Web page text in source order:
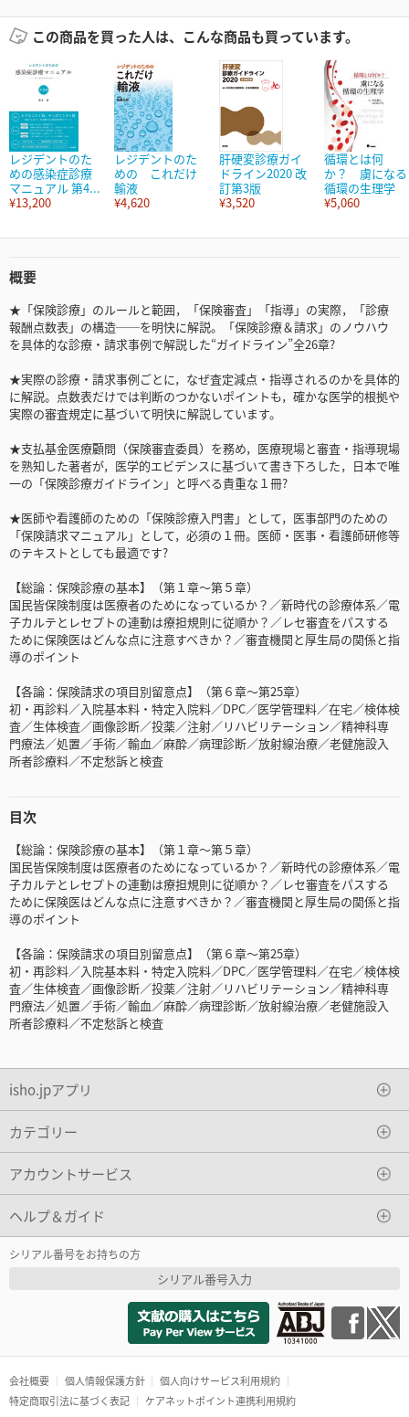
この商品を買った人は、こんな商品も買っています。
レジデントのた
めの感染症診療
マニュアル 第4...
¥13,200
レジデントのた
めの これだけ
輸液
¥4,620
肝硬変診療ガイ
ドライン2020 改
訂第3版
¥3,520
循環とは何
か？ 虜になる
循環の生理学
¥5,060
概要
★「保険診療」のルールと範囲，「保険審査」「指導」の実際，「診療
報酬点数表」の構造──を明快に解説。「保険診療＆請求」のノウハウ
を具体的な診療・請求事例で解説した“ガイドライン”全26章?
★実際の診療・請求事例ごとに，なぜ査定減点・指導されるのかを具体的
に解説。点数表だけでは判断のつかないポイントも，確かな医学的根拠や
実際の審査規定に基づいて明快に解説しています。
★支払基金医療顧問（保険審査委員）を務め，医療現場と審査・指導現場
を熟知した著者が，医学的エビデンスに基づいて書き下ろした，日本で唯
一の「保険診療ガイドライン」と呼べる貴重な１冊?
★医師や看護師のための「保険診療入門書」として，医事部門のための
「保険請求マニュアル」として，必須の１冊。医師・医事・看護師研修等
のテキストとしても最適です?
【総論：保険診療の基本】（第１章～第５章）
国民皆保険制度は医療者のためになっているか？／新時代の診療体系／電
子カルテとレセプトの連動は療担規則に従順か？／レセ審査をパスする
ために保険医はどんな点に注意すべきか？／審査機関と厚生局の関係と指
導のポイント
【各論：保険請求の項目別留意点】（第６章～第25章）
初・再診料／入院基本料・特定入院料／DPC／医学管理料／在宅／検体検
査／生体検査／画像診断／投薬／注射／リハビリテーション／精神科専
門療法／処置／手術／輸血／麻酔／病理診断／放射線治療／老健施設入
所者診療料／不定愁訴と検査
目次
【総論：保険診療の基本】（第１章～第５章）
国民皆保険制度は医療者のためになっているか？／新時代の診療体系／電
子カルテとレセプトの連動は療担規則に従順か？／レセ審査をパスする
ために保険医はどんな点に注意すべきか？／審査機関と厚生局の関係と指
導のポイント
【各論：保険請求の項目別留意点】（第６章～第25章）
初・再診料／入院基本料・特定入院料／DPC／医学管理料／在宅／検体検
査／生体検査／画像診断／投薬／注射／リハビリテーション／精神科専
門療法／処置／手術／輸血／麻酔／病理診断／放射線治療／老健施設入
所者診療料／不定愁訴と検査
isho.jpアプリ
カテゴリー
アカウントサービス
ヘルプ＆ガイド
シリアル番号をお持ちの方
シリアル番号入力
会社概要 個人情報保護方針
個人向けサービス利用規約
特定商取引法に基づく表記
ケアネットポイント連携利用規約